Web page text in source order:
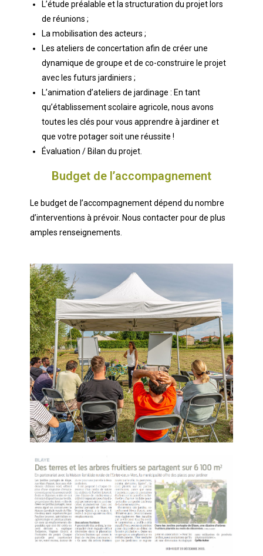
L’étude préalable et la structuration du projet lors
de réunions ;
La mobilisation des acteurs ;
Les ateliers de concertation afin de créer une
dynamique de groupe et de co-construire le projet
avec les futurs jardiniers ;
L’animation d’ateliers de jardinage : En tant
qu’établissement scolaire agricole, nous avons
toutes les clés pour vous apprendre à jardiner et
que votre potager soit une réussite !
Évaluation / Bilan du projet.
Budget de l’accompagnement
Le budget de l’accompagnement dépend du nombre
d’interventions à prévoir. Nous contacter pour de plus
amples renseignements.